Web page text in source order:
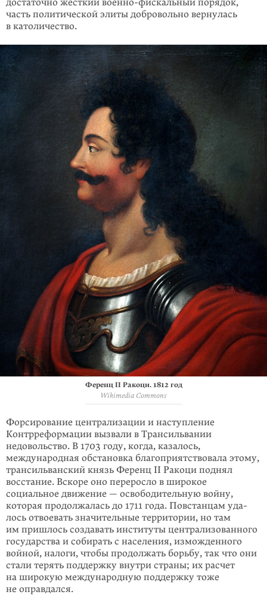
достаточно жесткий военно-фискальный порядок,
часть политической элиты добровольно вер­нулась
в католичество.
Ференц II Рако­ци. 1812 год
Wikimedia Commons
Форсирование централизации и наступление
Контрреформации вызвали в Тран­­сильвании
недовольство. В 1703 году, когда, казалось,
международная обстановка благоприятствовала этому,
трансильванский князь Ференц II Рако­ци поднял
восстание. Вскоре оно переросло в широкое
социальное движение — освободительную войну,
которая продолжалась до 1711 года. Повстанцам уда­
лось отвоевать значительные территории, но там
им пришлось создавать инсти­туты централизованного
государства и собирать с населения, измож­денного
войной, налоги, чтобы продолжать борьбу, так что они
стали терять поддержку внутри страны; их расчет
на широкую международную поддержку тоже
не оправдался.